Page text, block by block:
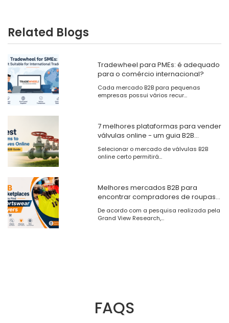
Related Blogs
Tradewheel para PMEs: é adequado
para o comércio internacional?
​Cada mercado B2B para pequenas
empresas possui vários recur...
7 melhores plataformas para vender
válvulas online - um guia B2B
completo
Selecionar o mercado de válvulas B2B
online certo permitirá...
Melhores mercados B2B para
encontrar compradores de roupas
esportivas online
De acordo com a pesquisa realizada pela
Grand View Research,...
FAQS